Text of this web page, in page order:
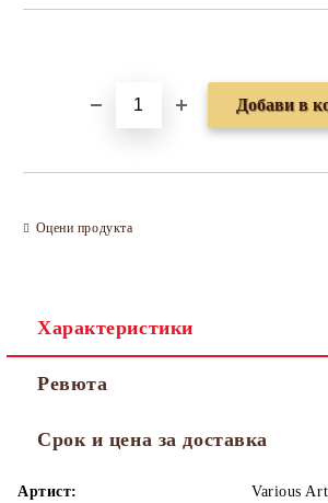
Оцени продукта
Характеристики
Ревюта
Срок и цена за доставка
Артист:
Various